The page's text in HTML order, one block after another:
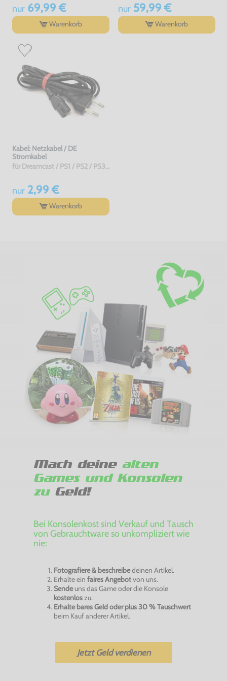
nur69,99 €
Warenkorb
nur59,99 €
Warenkorb
Kabel: Netzkabel / DE
Stromkabel
für Dreamcast / PS1 / PS2 / PS3 / PS4 / Saturn / Xbox / 3DO, gebraucht
nur2,99 €
Warenkorb
Mach deine alten
Games und Konsolen
zuGeld!
Bei Konsolenkost sind Verkauf und Tausch
von Gebrauchtware so unkompliziert wie
nie:
Fotografiere & beschreibedeinen Artikel.
Erhalte ein faires Angebotvon uns.
Sendeuns das Game oder die Konsole
kostenloszu.
Erhalte bares Geld oder plus 30 % Tauschwert
beim Kauf anderer Artikel.
Jetzt Geld verdienen